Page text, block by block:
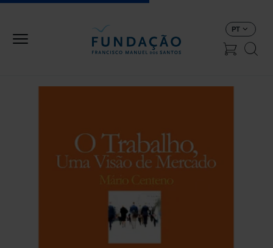
PT